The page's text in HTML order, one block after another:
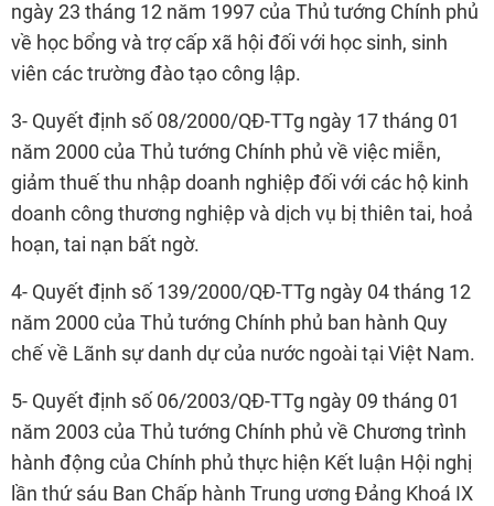
ngày 23 tháng 12 năm 1997 của Thủ tướng Chính phủ
về học bổng và trợ cấp xã hội đối với học sinh, sinh
viên các trường đào tạo công lập.
3- Quyết định số 08/2000/QĐ-TTg ngày 17 tháng 01
năm 2000 của Thủ tướng Chính phủ về việc miễn,
giảm thuế thu nhập doanh nghiệp đối với các hộ kinh
doanh công thương nghiệp và dịch vụ bị thiên tai, hoả
hoạn, tai nạn bất ngờ.
4- Quyết định số 139/2000/QĐ-TTg ngày 04 tháng 12
năm 2000 của Thủ tướng Chính phủ ban hành Quy
chế về Lãnh sự danh dự của nước ngoài tại Việt Nam.
5- Quyết định số 06/2003/QĐ-TTg ngày 09 tháng 01
năm 2003 của Thủ tướng Chính phủ về Chương trình
hành động của Chính phủ thực hiện Kết luận Hội nghị
lần thứ sáu Ban Chấp hành Trung ương Đảng Khoá IX